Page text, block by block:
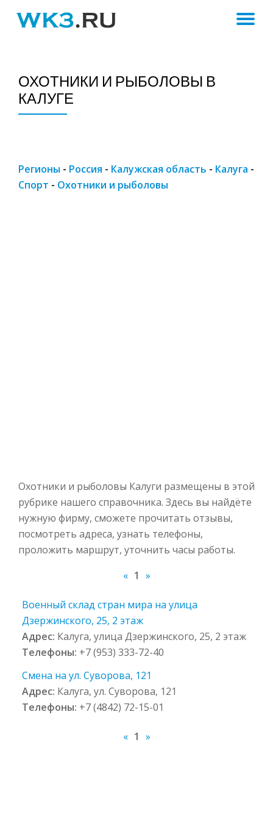
ОХОТНИКИ И РЫБОЛОВЫ В
КАЛУГЕ
Регионы - Россия - Калужская область - Калуга -
Спорт - Охотники и рыболовы
Охотники и рыболовы Калуги размещены в этой
рубрике нашего справочника. Здесь вы найдёте
нужную фирму, сможете прочитать отзывы,
посмотреть адреса, узнать телефоны,
проложить маршрут, уточнить часы работы.
« 1 »
Военный склад стран мира на улица
Дзержинского, 25, 2 этаж
Адрес: Калуга, улица Дзержинского, 25, 2 этаж
Телефоны: +7 (953) 333-72-40
Смена на ул. Суворова, 121
Адрес: Калуга, ул. Суворова, 121
Телефоны: +7 (4842) 72-15-01
« 1 »